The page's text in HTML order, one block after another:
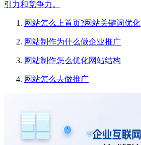
引力和竞争力。
网站怎么上首页?网站关键词优化
网站制作为什么做企业推广
网站制作怎么优化网站结构
网站怎么去做推广